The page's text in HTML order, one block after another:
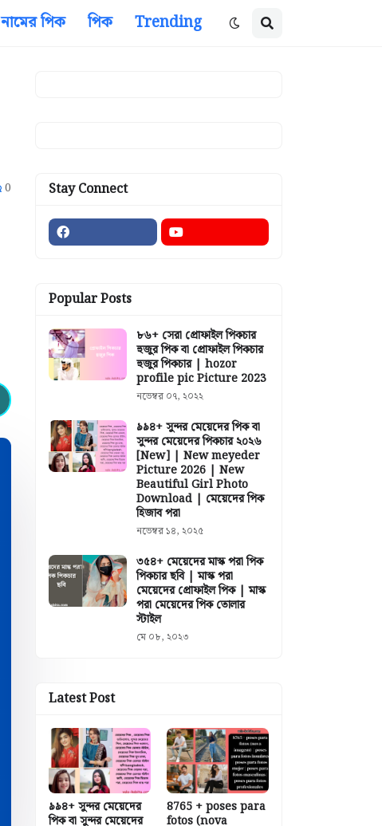
নামের পিক পিক Trending
0 Stay Connect
Popular Posts
৮৬+ সেরা প্রোফাইল পিকচার
হুজুর পিক বা প্রোফাইল পিকচার
হুজুর পিকচার | hozor
profile pic Picture 2023
নভেম্বর ০৭, ২০২২
৯৯৪+ সুন্দর মেয়েদের পিক বা
সুন্দর মেয়েদের পিকচার ২০২৬
[New] | New meyeder
Picture 2026 | New
Beautiful Girl Photo
Download | মেয়েদের পিক
হিজাব পরা
নভেম্বর ১৪, ২০২৫
৩৫৪+ মেয়েদের মাস্ক পরা পিক
পিকচার ছবি | মাস্ক পরা
মেয়েদের প্রোফাইল পিক | মাস্ক
পরা মেয়েদের পিক তোলার
স্টাইল
মে ০৮, ২০২৩
Latest Post
৯৯৪+ সুন্দর মেয়েদের
পিক বা সুন্দর মেয়েদের
8765 + poses para
fotos (nova